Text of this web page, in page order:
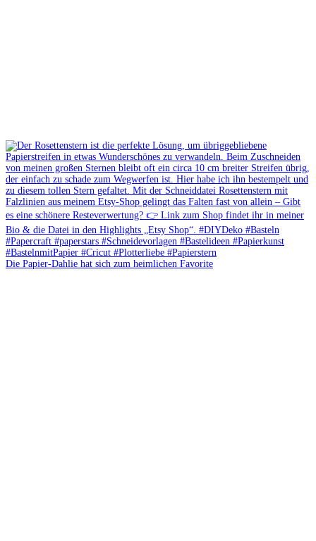
Die Papier-Dahlie hat sich zum heimlichen Favorite